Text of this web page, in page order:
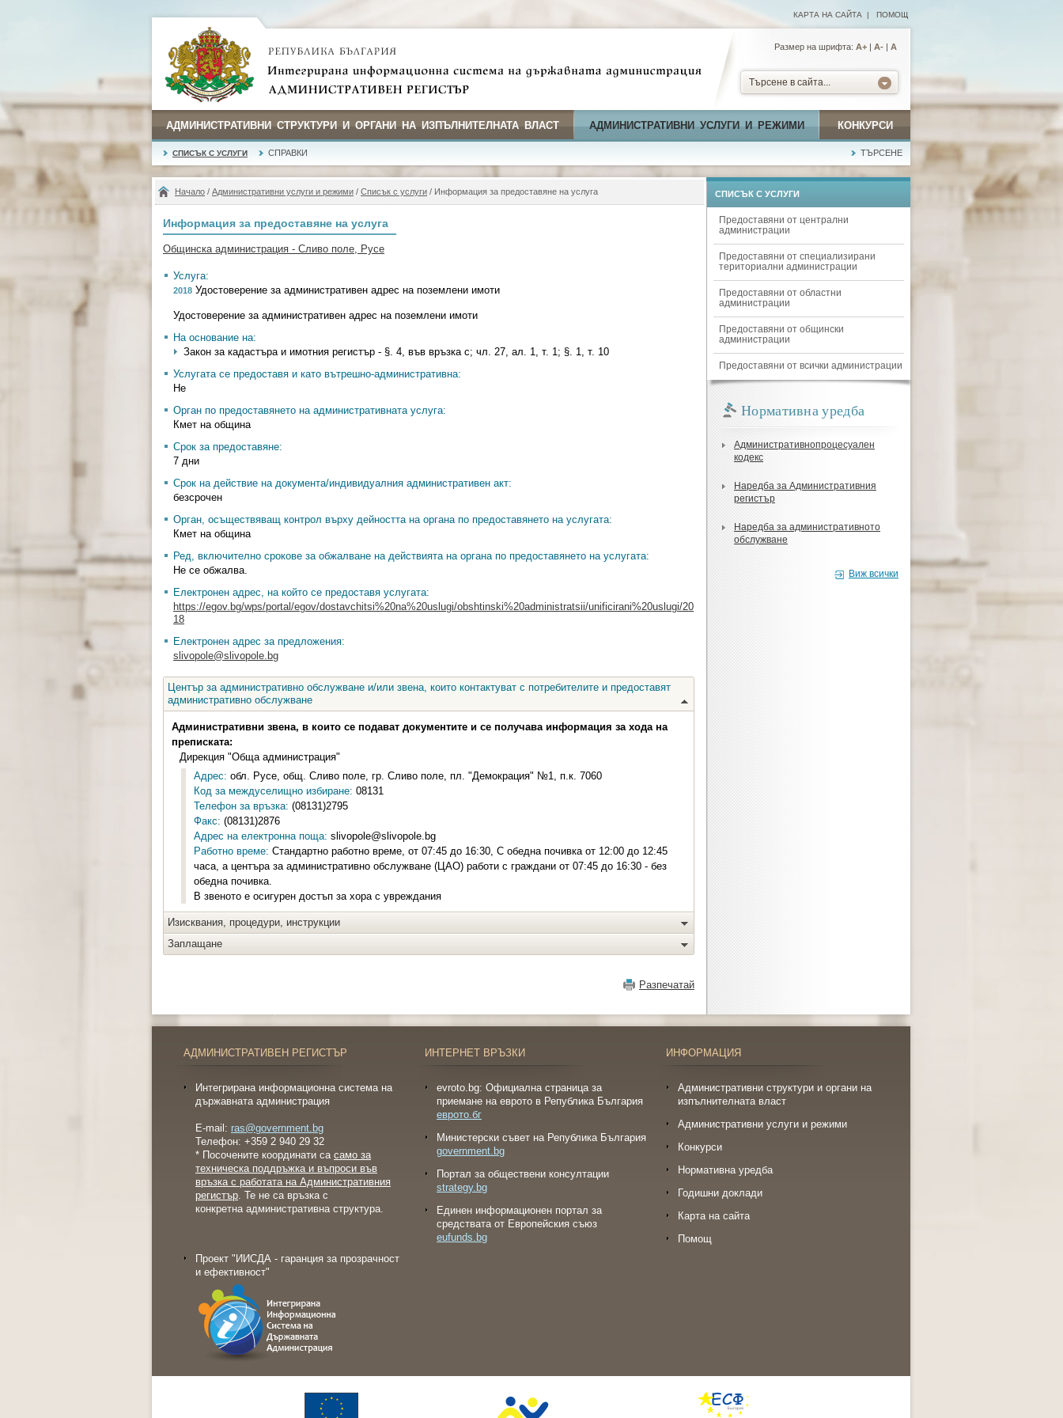
КАРТА НА САЙТА | ПОМОЩ
Размер на шрифта: А+ | A- | A
Търсене в сайта...
АДМИНИСТРАТИВНИ СТРУКТУРИ И ОРГАНИ НА ИЗПЪЛНИТЕЛНАТА ВЛАСТ АДМИНИСТРАТИВНИ УСЛУГИ И РЕЖИМИ КОНКУРСИ
СПИСЪК С УСЛУГИ СПРАВКИ ТЪРСЕНЕ
Начало / Административни услуги и режими / Списък с услуги / Информация за предоставяне на услуга
Информация за предоставяне на услуга
Общинска администрация - Сливо поле, Русе
Услуга:
2018 Удостоверение за административен адрес на поземлени имоти
Удостоверение за административен адрес на поземлени имоти
На основание на:
Закон за кадастъра и имотния регистър - §. 4, във връзка с; чл. 27, ал. 1, т. 1; §. 1, т. 10
Услугата се предоставя и като вътрешно-административна:
Не
Орган по предоставянето на административната услуга:
Кмет на община
Срок за предоставяне:
7 дни
Срок на действие на документа/индивидуалния административен акт:
безсрочен
Орган, осъществяващ контрол върху дейността на органа по предоставянето на услугата:
Кмет на община
Ред, включително срокове за обжалване на действията на органа по предоставянето на услугата:
Не се обжалва.
Електронен адрес, на който се предоставя услугата:
https://egov.bg/wps/portal/egov/dostavchitsi%20na%20uslugi/obshtinski%20administratsii/unificirani%20uslugi/20
18
Електронен адрес за предложения:
slivopole@slivopole.bg
Център за административно обслужване и/или звена, които контактуват с потребителите и предоставят
административно обслужване
Административни звена, в които се подават документите и се получава информация за хода на
преписката:
Дирекция "Обща администрация"
Адрес: обл. Русе, общ. Сливо поле, гр. Сливо поле, пл. "Демокрация" №1, п.к. 7060
Код за междуселищно избиране: 08131
Телефон за връзка: (08131)2795
Факс: (08131)2876
Адрес на електронна поща: slivopole@slivopole.bg
Работно време: Стандартно работно време, от 07:45 до 16:30, С обедна почивка от 12:00 до 12:45
часа, а центъра за административно обслужване (ЦАО) работи с граждани от 07:45 до 16:30 - без
обедна почивка.
В звеното е осигурен достъп за хора с увреждания
Изисквания, процедури, инструкции
Заплащане
Разпечатай
СПИСЪК С УСЛУГИ
Предоставяни от централни
администрации
Предоставяни от специализирани
териториални администрации
Предоставяни от областни
администрации
Предоставяни от общински
администрации
Предоставяни от всички администрации
Нормативна уредба
Административнопроцесуален
кодекс
Наредба за Административния
регистър
Наредба за административното
обслужване
Виж всички
АДМИНИСТРАТИВЕН РЕГИСТЪР
Интегрирана информационна система на
държавната администрация
E-mail: ras@government.bg
Телефон: +359 2 940 29 32
* Посочените координати са само за
техническа поддръжка и въпроси във
връзка с работата на Административния
регистър. Те не са връзка с
конкретна административна структура.
Проект "ИИСДА - гаранция за прозрачност
и ефективност"
ИНТЕРНЕТ ВРЪЗКИ
evroto.bg: Официална страница за
приемане на еврото в Република България
еврото.бг
Министерски съвет на Република България
government.bg
Портал за обществени консултации
strategy.bg
Eдинен информационен портал за
средствата от Европейския съюз
eufunds.bg
ИНФОРМАЦИЯ
Административни структури и органи на
изпълнителната власт
Административни услуги и режими
Конкурси
Нормативна уредба
Годишни доклади
Карта на сайта
Помощ